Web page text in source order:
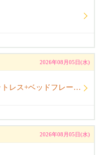
2026年08月05日(水)
新品未開封 シングルマットレス+ベッドフレーム+シーツ
2026年08月05日(水)